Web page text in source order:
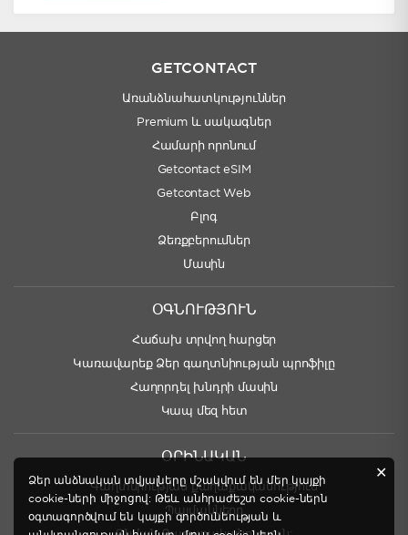
GETCONTACT
Առանձնահատկություններ
Premium և սակագներ
Համարի որոնում
Getcontact eSIM
Getcontact Web
Բլոգ
Ձեռքբերումներ
Մասին
ՕԳՆՈՒԹՅՈՒՆ
Հաճախ տրվող հարցեր
Կառավարեք Ձեր գաղտնիության պրոֆիլը
Հաղորդել խնդրի մասին
Կապ մեզ հետ
ՕՐԻՆԱԿԱՆ
Գաղտնիության քաղաքականություն
Պայմանները
Ձեր անձնական տվյալները մշակվում են մեր կայքի
cookie-ների միջոցով: Թեև անհրաժեշտ cookie-ներն
օգտագործվում են կայքի գործունեության և
✕